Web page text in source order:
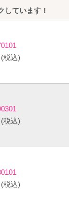
しています！
(税込)
(税込)
(税込)